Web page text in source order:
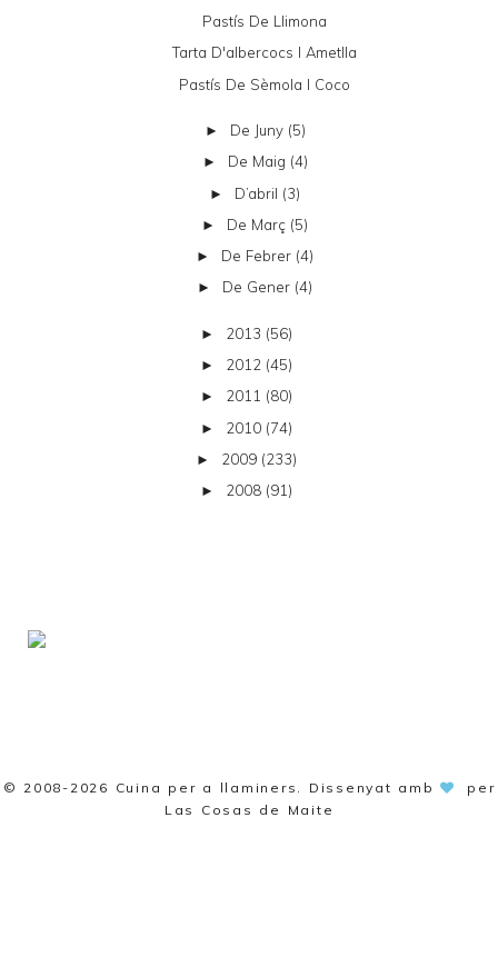
Pastís De Llimona
Tarta D'albercocs I Ametlla
Pastís De Sèmola I Coco
► De Juny (5)
► De Maig (4)
► D’abril (3)
► De Març (5)
► De Febrer (4)
► De Gener (4)
► 2013 (56)
► 2012 (45)
► 2011 (80)
► 2010 (74)
► 2009 (233)
► 2008 (91)
© 2008-2026 Cuina per a llaminers . Dissenyat amb
per
Las Cosas de Maite